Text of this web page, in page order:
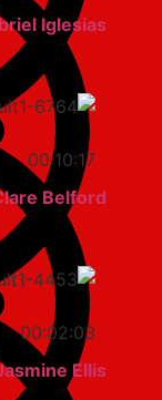
| Gabriel Iglesias
00:10:17
| Clare Belford
00:02:03
– Jasmine Ellis